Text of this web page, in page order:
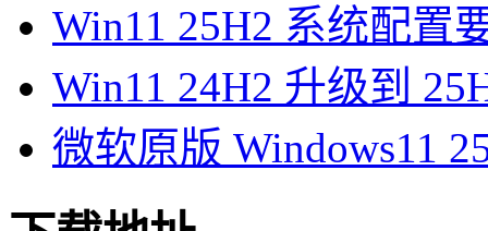
Win11 25H2 系统配置
Win11 24H2 升级到
微软原版 Windows11